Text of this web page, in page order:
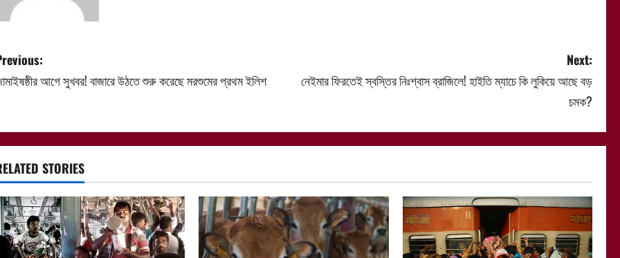
আগে সুখবর! বাজারে উঠতে শুরু করেছে মরশুমের প্রথম ইলিশ
Next:
নেইমার ফিরতেই স্বস্তির নিঃশ্বাস ব্রাজিলে! হাইতি ম্যাচে কি লুকিয়ে আছে বড়
চমক?
STORIES